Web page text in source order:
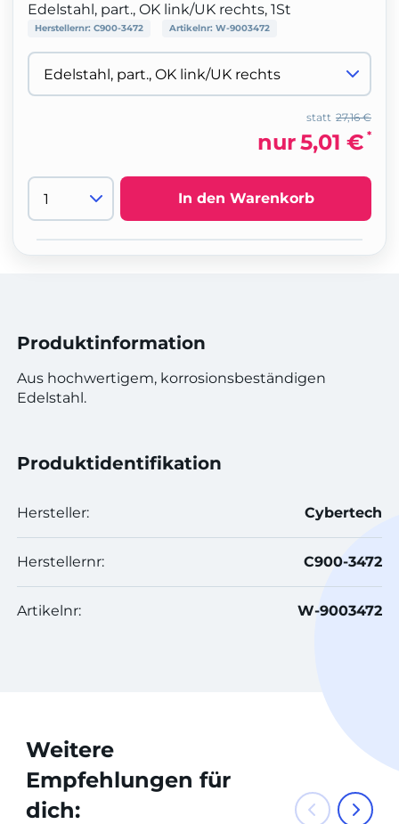
Edelstahl, part., OK link/UK rechts, 1St
Herstellernr: C900-3472 Artikelnr: W-9003472
27,16 €
statt
nur5,01 € *
In den Warenkorb
Produktinformation
Aus hochwertigem, korrosionsbeständigen
Edelstahl.
Produktidentifikation
Hersteller: Cybertech
Herstellernr: C900-3472
Artikelnr: W-9003472
Weitere
Empfehlungen für
dich: